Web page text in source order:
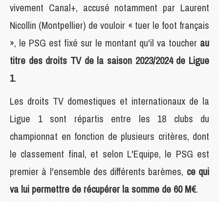
vivement Canal+, accusé notamment par Laurent
Nicollin (Montpellier) de vouloir « tuer le foot français
», le PSG est fixé sur le montant qu'il va toucher au
titre des droits TV de la saison 2023/2024 de Ligue
1.
Les droits TV domestiques et internationaux de la
Ligue 1 sont répartis entre les 18 clubs du
championnat en fonction de plusieurs critères, dont
le classement final, et selon L'Equipe, le PSG est
premier à l'ensemble des différents barèmes, ce qui
va lui permettre de récupérer la somme de 60 M€.